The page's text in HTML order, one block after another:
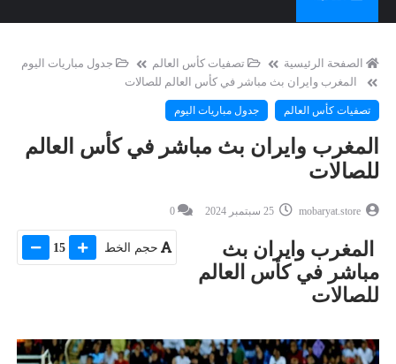
الصفحة الرئيسية تصفيات كأس العالم
جدول مباريات اليوم
المغرب وايران بث مباشر في كأس العالم للصالات
تصفيات كأس العالم جدول مباريات اليوم
المغرب وايران بث مباشر في كأس العالم
للصالات
mobaryat.store
0
حجم الخط 15
المغرب وايران بث
مباشر في كأس العالم
للصالات